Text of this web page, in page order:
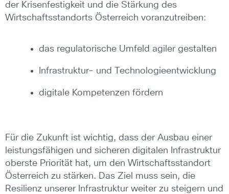
der Krisenfestigkeit und die Stärkung des
Wirtschaftsstandorts Österreich voranzutreiben:
das regulatorische Umfeld agiler gestalten
Infrastruktur- und Technologieentwicklung
digitale Kompetenzen fördern
Für die Zukunft ist wichtig, dass der Ausbau einer
leistungsfähigen und sicheren digitalen Infrastruktur
oberste Priorität hat, um den Wirtschaftsstandort
Österreich zu stärken. Das Ziel muss sein, die
Resilienz unserer Infrastruktur weiter zu steigern und